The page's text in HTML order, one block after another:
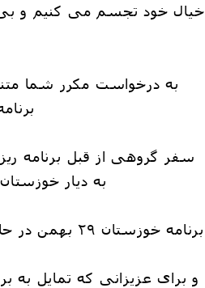
خیال خود تجسم می کنیم و
✅به درخواست مکرر شما
به دیار خوزستان ٣ نفر ظرفیت. دارد
✅برنامه خوزستان ٢٩ بهمن در حال اجرا می باشد